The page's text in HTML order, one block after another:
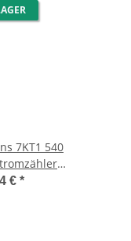
7KT1 540
7KT1540
€ *